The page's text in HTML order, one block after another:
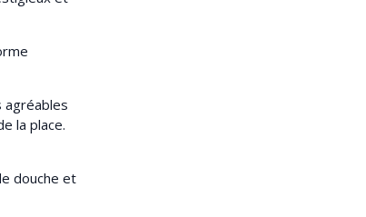
agréables
la place.
douche et